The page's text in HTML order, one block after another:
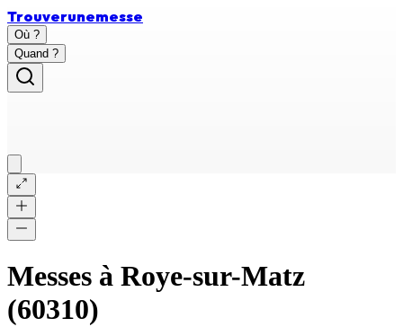
Trouverunemesse
Où ?
Quand ?
Messes à Roye-sur-Matz
(60310)